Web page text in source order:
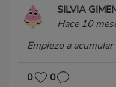
SILVIA
Hace 10
Empiezo a
0 0